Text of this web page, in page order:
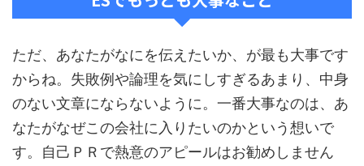
ただ、あなたがなにを伝えたいか、が最も大事です
からね。失敗例や論理を気にしすぎるあまり、中身
のない文章にならないように。一番大事なのは、あ
なたがなぜこの会社に入りたいのかという想いで
す。自己ＰＲで熱意のアピールはお勧めしません